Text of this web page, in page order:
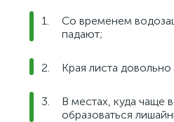
Со временем
падают;
Края листа довольно
В местах, куда чаще
образоваться